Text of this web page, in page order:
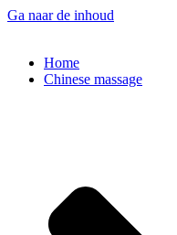
Ga naar de inhoud
Home
Chinese massage